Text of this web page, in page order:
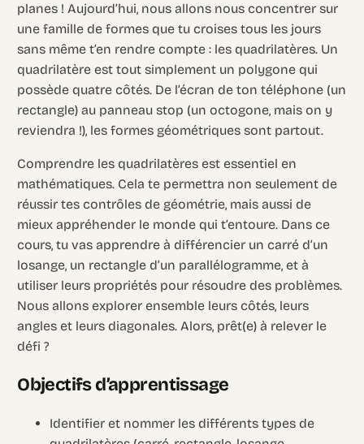
planes ! Aujourd’hui, nous allons nous concentrer sur
une famille de formes que tu croises tous les jours
sans même t’en rendre compte : les quadrilatères. Un
quadrilatère est tout simplement un polygone qui
possède quatre côtés. De l’écran de ton téléphone (un
rectangle) au panneau stop (un octogone, mais on y
reviendra !), les formes géométriques sont partout.
Comprendre les quadrilatères est essentiel en
mathématiques. Cela te permettra non seulement de
réussir tes contrôles de géométrie, mais aussi de
mieux appréhender le monde qui t’entoure. Dans ce
cours, tu vas apprendre à différencier un carré d’un
losange, un rectangle d’un parallélogramme, et à
utiliser leurs propriétés pour résoudre des problèmes.
Nous allons explorer ensemble leurs côtés, leurs
angles et leurs diagonales. Alors, prêt(e) à relever le
défi ?
Objectifs d’apprentissage
Identifier et nommer les différents types de